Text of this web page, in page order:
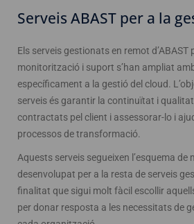
Serveis ABAST per a la
Els serveis gestionats en remot
monitorització i suport s’han ampliat
específicament a la gestió del cloud.
serveis és garantir la continuïtat i qualitat
contractats pel client i assessorar-lo i
processos de transformació.
Aquests serveis segueixen l’esquema de
desenvolupat per a la resta de serveis
finalitat que sigui molt fàcil escollir
per donar resposta a les necessitats de